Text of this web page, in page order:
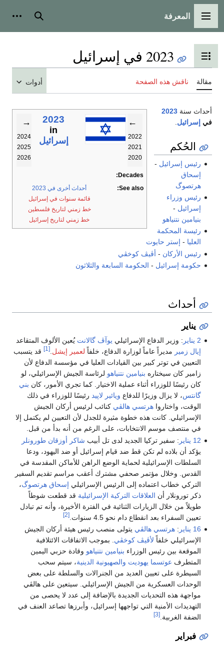
القائمة الرئيسية
المعرفة بحث
تبديل عرض جدول المحتويات
2023 في إسرائيل
مقالة ناقش هذه الصفحة أدوات
←
2022
2021
2020
2023
in
إسرائيل
→
2024
2025
2026
Decades:
See also:
أحداث أخرى في 2023
قائمة سنوات في إسرائيل
خط زمني لتاريخ فلسطين
خط زمني لتاريخ إسرائيل
أحداث سنة 2023
في إسرائيل
الحُكم
رئيس إسرائيل -
إسحاق
هرتصوگ
رئيس وزراء
إسرائيل -
بنيامين نتنياهو
رئيسة المحكمة
العليا - إستر حايوت
رئيس الأركان - أڤيڤ كوخڤي
حكومة إسرائيل - الحكومة السابعة والثلاثون
أحداث
يناير
2 يناير : وزير الدفاع الإسرائيلي يوآڤ گالانت يُعين الألوف المتقاعد
إيال زمير مديراً عاماً لوزارة الدفاع، خلفاً لعمير إيشل.
[1]
قد يتسبب
التعيين في توتر كبير بين القيادات العليا في مؤسسة الدفاع لأن
زامير كان سيختاره بنيامين نتنياهو لرئاسة الجيش الإسرائيلي، لو
كان رئيسًا للوزراء أثناء عملية الاختيار. كما تجري الأمور، كان بني
گانتس، لا يزال وزيرًا للدفاع ويائير لاپيد رئيسًا للوزراء في ذلك
الوقت، واختارواهرتسي هالڤي كنائب لرئيس أركان الجيش
الإسرائيلي. كانت هذه خطوة مثيرة للجدل لأن التعيين لم يكتمل إلا
في منتصف موسم الانتخابات، على الرغم من أنه بدأ من قبل.
12 يناير
: سفير تركيا الجديد لدى تل أبيب شاكر أوزقان طورونلر
يؤكد أن بلاده لم تكن قط ضد قيام إسرائيل أو ضد اليهود، ودعا
السلطات الإسرائيلية لحماية الوضع الراهن للأماكن المقدسة في
القدس. وخلال مؤتمر صحفي مشترك أعقب مراسم تقديم السفير
التركي خطاب اعتماده إلى الرئيس الإسرائيلي إسحاق هرتصوگ،
ذكر تورونلار أن العلاقات التركية الإسرائيلية قد قطعت شوطاً
طويلاً من خلال الزيارات الثنائية في الفترة الأخيرة، وأنه تم تبادل
تعيين السفراء بعد انقطاع دام نحو 4.5 سنوات.
[2]
16 يناير :هرتسي هالڤي يتولى منصب رئيس هيئة أركان الجيش
الإسرائيلي خلفاً لأڤيڤ كوخڤي . بموجب الاتفاقات الائتلافية
الموقعة بين رئيس الوزراء بنيامين نتنياهو وقادة حزبي اليمين
المتطرف عوتسما يهوديت والصهيونية الدينية، سيتم سحب
السيطرة على تعيين العديد من الجنرالات والسلطة على بعض
الوحدات العسكرية من الجيش الإسرائيلي. سيتعين على هالڤي
مواجهة هذه التحديات الجديدة بالإضافة إلى عدد لا يحصى من
التهديدات الأمنية التي تواجهها إسرائيل، وأبرزها تصاعد العنف في
الضفة الغربية.[3]
فبراير